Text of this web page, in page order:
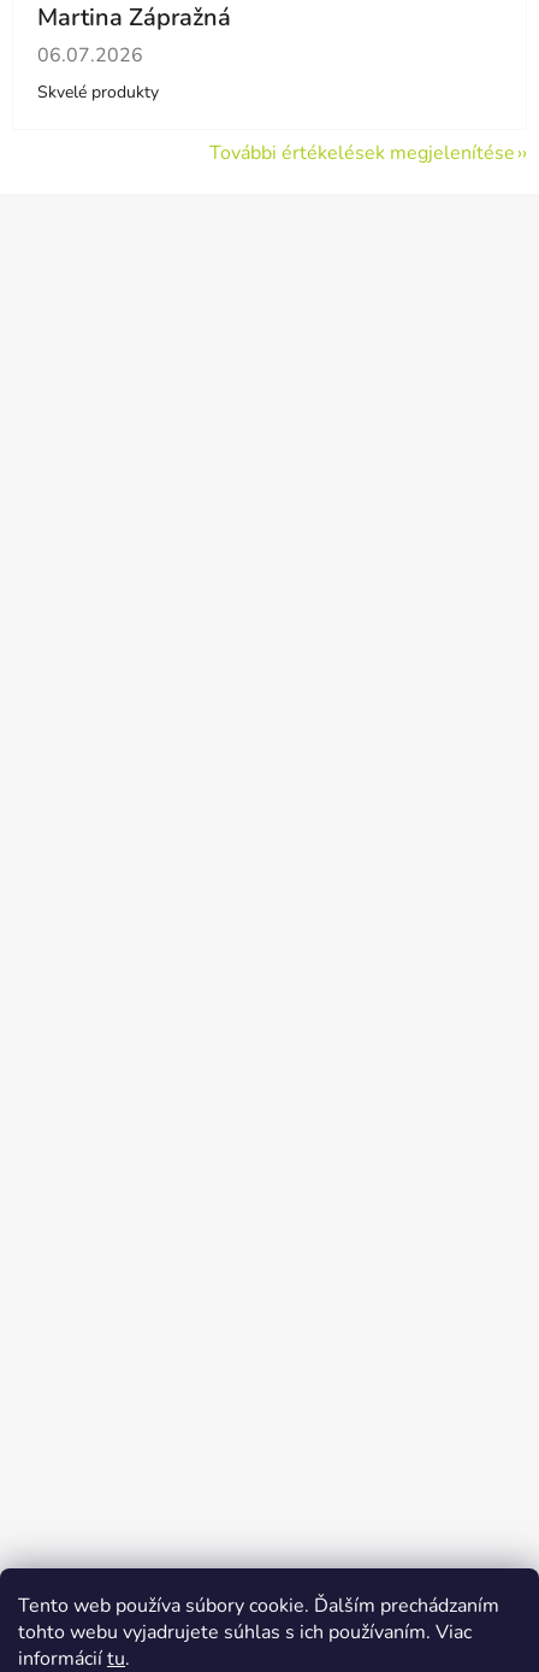
Tento web používa súbory cookie. Ďalším prechádzaním
tohto webu vyjadrujete súhlas s ich používaním. Viac
informáciítu.
Martina Zápražná
Az áruház értékelése 5-ből 5 csillag.
06.07.2026
Skvelé produkty
További értékelések megjelenítése
Complaints Procedure